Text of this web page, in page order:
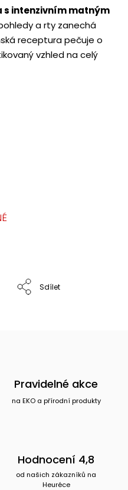
intenzivním matným
a rty zanechá
receptura pečuje o
vzhled na celý
Sdílet
Pravidelné akce
na EKO a přírodní produkty
Hodnocení 4,8
od našich zákazníků na
Heuréce